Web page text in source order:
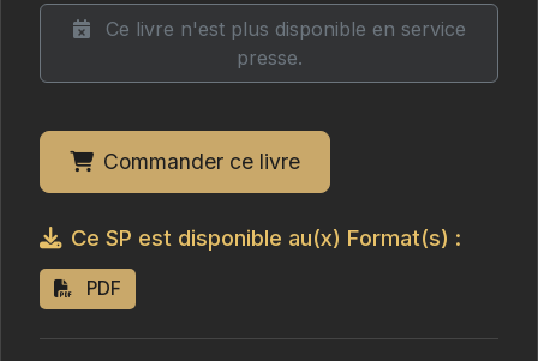
Ce livre n'est plus disponible en service
presse.
Commander ce livre
Ce SP est disponible au(x) Format(s) :
PDF